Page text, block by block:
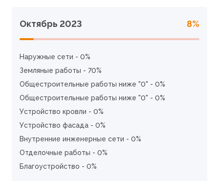
Октябрь 2023 8%
Наружные сети - 0%
Земляные работы - 70%
Общестроительные работы ниже "0" - 0%
Общестроительные работы ниже "0" - 0%
Устройство кровли - 0%
Устройство фасада - 0%
Внутренние инженерные сети - 0%
Отделочные работы - 0%
Благоустройство - 0%